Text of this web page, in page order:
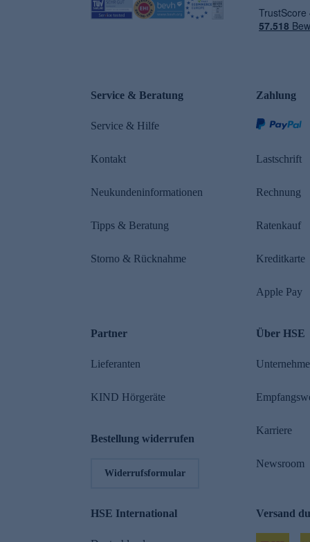
Service & Beratung
Service & Hilfe
Kontakt
Neukundeninformationen
Tipps & Beratung
Storno & Rücknahme
Zahlung
Lastschrift
Rechnung
Ratenkauf
Kreditkarte
Apple Pay
Partner
Lieferanten
KIND Hörgeräte
Bestellung widerrufen
Widerrufsformular
Über HSE
Karriere
Newsroom
HSE International Versand